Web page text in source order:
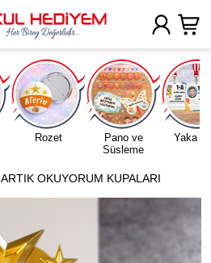
Rozet
Pano ve
Süsleme
Yaka
ARTIK OKUYORUM KUPALARI
Uygulamada Aç